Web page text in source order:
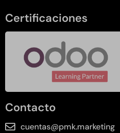
Certificaciones
Contacto
cuentas@pmk.marketing